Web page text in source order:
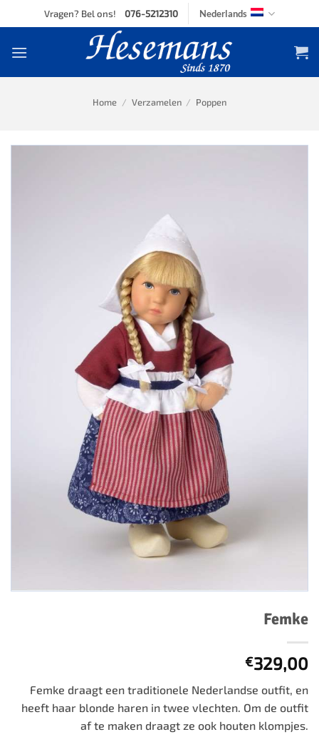
to
Vragen? Bel ons! 076-5212310 Nederlands
Home / Verzamelen / Poppen
Femke
€329,00
Femke draagt een traditionele Nederlandse outfit, en
heeft haar blonde haren in twee vlechten. Om de outfit
af te maken draagt ze ook houten klompjes.